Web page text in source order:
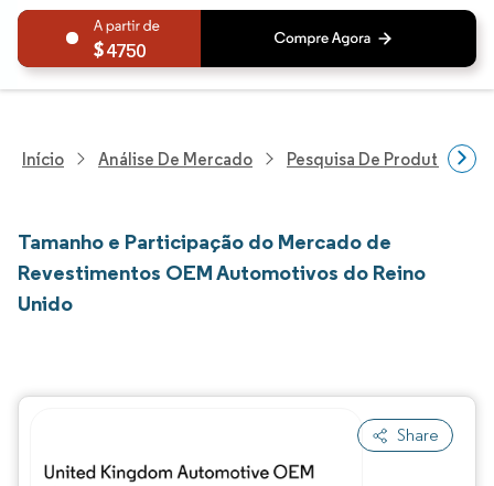
4750
Início Análise De Mercado Pesquisa De Produtos
Tamanho e Participação do Mercado de
Revestimentos OEM Automotivos do Reino
Unido
Share